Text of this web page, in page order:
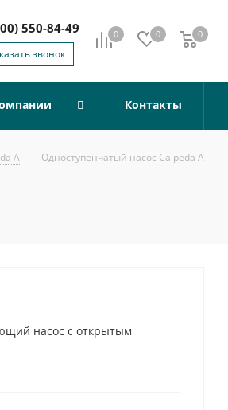
0 0 0
0
550-84-49
звонок
Контакты
A - Одноступенчатый насос Calpeda A
насос с открытым